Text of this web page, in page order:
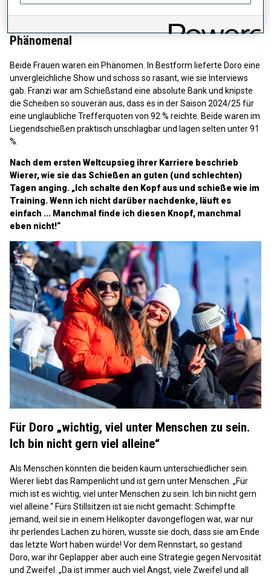
Phänomenal
Beide Frauen waren ein Phänomen. In Bestform lieferte Doro eine
unvergleichliche Show und schoss so rasant, wie sie Interviews
gab. Franzi war am Schießstand eine absolute Bank und knipste
die Scheiben so souverän aus, dass es in der Saison 2024/25 für
eine unglaubliche Trefferquoten von 92 % reichte. Beide waren im
Liegendschießen praktisch unschlagbar und lagen selten unter 91
%.
Nach dem ersten Weltcupsieg ihrer Karriere beschrieb
Wierer, wie sie das Schießen an guten (und schlechten)
Tagen anging. „Ich schalte den Kopf aus und schieße wie im
Training. Wenn ich nicht darüber nachdenke, läuft es
einfach ... Manchmal finde ich diesen Knopf, manchmal
eben nicht!“
Für Doro „wichtig, viel unter Menschen zu sein.
Ich bin nicht gern viel alleine“
Als Menschen könnten die beiden kaum unterschiedlicher sein.
Wierer liebt das Rampenlicht und ist gern unter Menschen. „Für
mich ist es wichtig, viel unter Menschen zu sein. Ich bin nicht gern
viel alleine.“ Fürs Stillsitzen ist sie nicht gemacht: Schimpfte
jemand, weil sie in einem Helikopter davongeflogen war, war nur
ihr perlendes Lachen zu hören, wusste sie doch, dass sie am Ende
das letzte Wort haben würde! Vor dem Rennstart, so gestand
Doro, war ihr Geplapper aber auch eine Strategie gegen Nervosität
und Zweifel. „Da ist immer auch viel Angst, viele Zweifel und all